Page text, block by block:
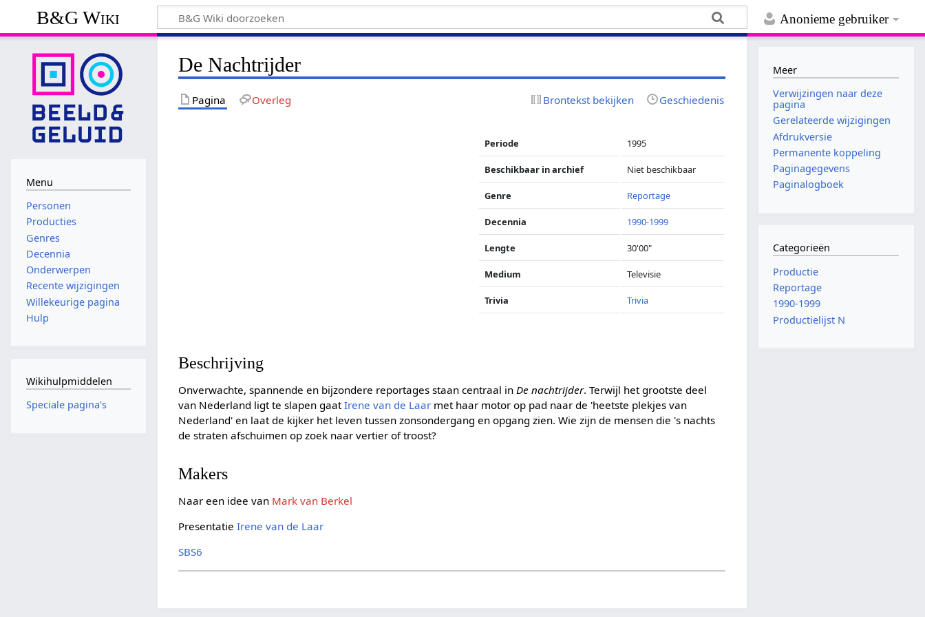
Anonieme gebruiker
B&G Wiki
De Nachtrijder
Pagina Overleg Brontekst bekijken Geschiedenis
Periode 1995
Beschikbaar in archief Niet beschikbaar
Genre Reportage
Decennia 1990-1999
Lengte 30'00"
Medium Televisie
Trivia Trivia
Beschrijving
Onverwachte, spannende en bijzondere reportages staan centraal inDe nachtrijder. Terwijl het grootste deel
van Nederland ligt te slapen gaatIrene van de Laar met haar motor op pad naar de 'heetste plekjes van
Nederland' en laat de kijker het leven tussen zonsondergang en opgang zien. Wie zijn de mensen die 's nachts
de straten afschuimen op zoek naar vertier of troost?
Makers
Naar een idee van Mark van Berkel
PresentatieIrene van de Laar
SBS6
Menu
Personen
Producties
Genres
Decennia
Onderwerpen
Recente wijzigingen
Willekeurige pagina
Hulp
Wikihulpmiddelen
Speciale pagina's
Meer
Verwijzingen naar deze
pagina
Gerelateerde wijzigingen
Afdrukversie
Permanente koppeling
Paginagegevens
Paginalogboek
Categorieën
Productie
Reportage
1990-1999
Productielijst N